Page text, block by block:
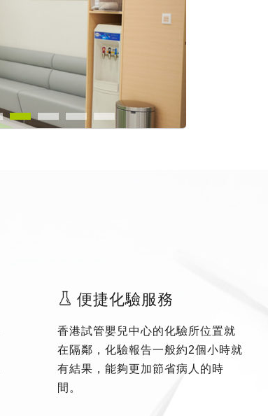
便捷化驗服務
香港試管嬰兒中心的化驗所位置就
在隔鄰，化驗報告一般約2個小時就
有結果，能夠更加節省病人的時
間。